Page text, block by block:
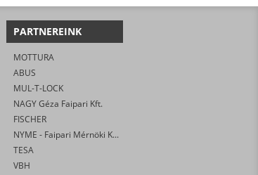
PARTNEREINK
MOTTURA
ABUS
MUL-T-LOCK
NAGY Géza Faipari Kft.
FISCHER
NYME - Faipari Mérnöki Kar
TESA
VBH